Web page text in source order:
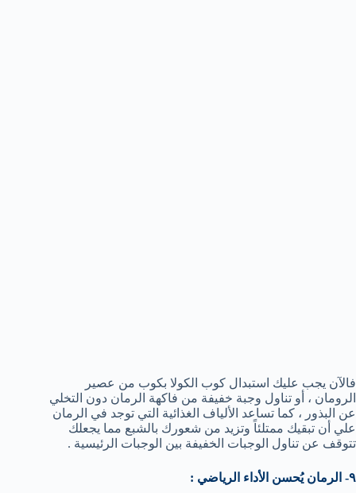
فالآن يجب عليك استبدال كوب الكولا بكوب من عصير
الرومان ، أو تناول وجبة خفيفة من فاكهة الرمان دون التخلي
عن البذور ، كما تساعد الألياف الغذائية التي توجد في الرمان
علي أن تبقيك ممتلئاً وتزيد من شعورك بالشبع مما يجعلك
تتوقف عن تناول الوجبات الخفيفة بين الوجبات الرئيسية .
٩- الرمان يُحسن الأداء الرياضي :